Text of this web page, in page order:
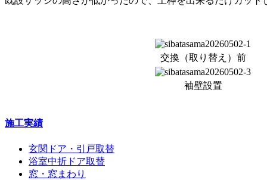
交換（取り替え）前
袖壁設置
施工実績
玄関ドア・引戸取替
浴室中折ドア取替
窓・窓まわり